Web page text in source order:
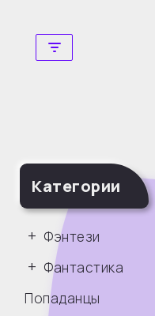
Перейти
Категории
Фэнтези
Фантастика
Попаданцы